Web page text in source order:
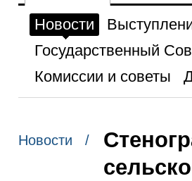
Новости
Государственный
Комиссии и советы
Новости /